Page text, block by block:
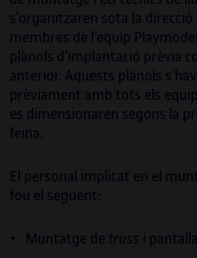
s’organitzaren sota la direcció
membres de l’equip
plànols d’implantació prèvia
anterior. Aquests plànols
prèviament amb tots els
es dimensionaren segons la
feina.
El personal implicat en el
fou el següent:
Muntatge de truss i
Santi Vilanova
Graduat en Disseny
l’art sonor, ha sabut
dues disciplines per
de les tecnologies
(De)format a l’escena
anys 2000, el seu treball
en territoris nous. La
que ha dut a terme